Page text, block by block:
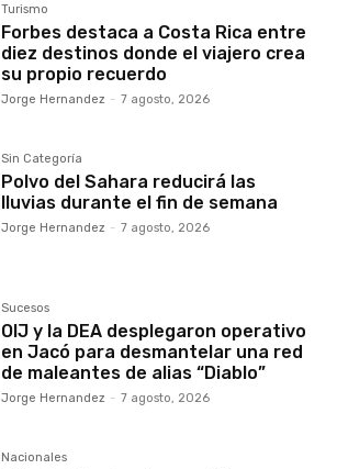
Turismo
Forbes destaca a Costa Rica entre
diez destinos donde el viajero crea
su propio recuerdo
Jorge Hernandez - 7 agosto, 2026
Sin Categoría
Polvo del Sahara reducirá las
lluvias durante el fin de semana
Jorge Hernandez - 7 agosto, 2026
Sucesos
OIJ y la DEA desplegaron operativo
en Jacó para desmantelar una red
de maleantes de alias “Diablo”
Jorge Hernandez - 7 agosto, 2026
Nacionales